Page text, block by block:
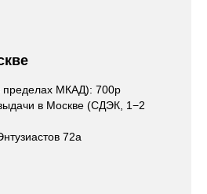
пределах МКАД): 700р
в Москве (СДЭК, 1−2
72а